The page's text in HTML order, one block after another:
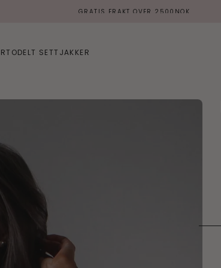
GRATIS FRAKT OVER 2500NOK
TODELT SETT JAKKER